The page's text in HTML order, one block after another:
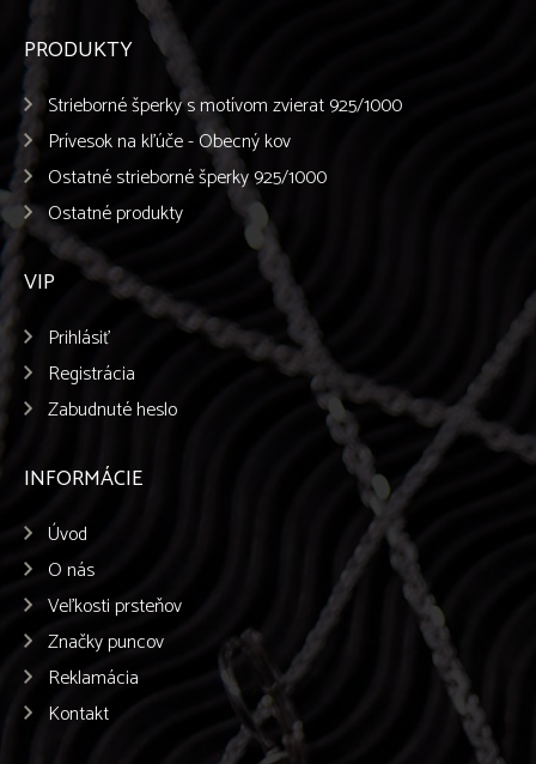
PRODUKTY
Strieborné šperky s motívom zvierat 925/1000
Prívesok na kľúče - Obecný kov
Ostatné strieborné šperky 925/1000
Ostatné produkty
VIP
Prihlásiť
Registrácia
Zabudnuté heslo
INFORMÁCIE
Úvod
O nás
Veľkosti prsteňov
Značky puncov
Reklamácia
Kontakt